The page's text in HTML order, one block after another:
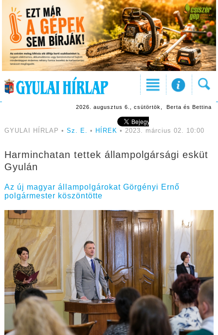
2026. augusztus 6., csütörtök, Berta és Bettina
GYULAI HÍRLAP • Sz. E. • HÍREK • 2023. március 02. 10:00
Harminchatan tettek állampolgársági esküt
Gyulán
Az új magyar állampolgárokat Görgényi Ernő
polgármester köszöntötte